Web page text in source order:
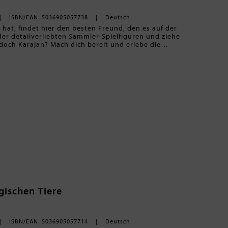
ISBN/EAN: 5036905057738 Deutsch
hat, findet hier den besten Freund, den es auf der
detailverliebten Sammler-Spielfiguren und ziehe
Karajan? Mach dich bereit und erlebe die
spielerische Weise. Sammle deine
deiner Reise und ziehe spannende Magische
Begleiter alles richtig machen, steht dem
Tiere
ISBN/EAN: 5036905057714 Deutsch